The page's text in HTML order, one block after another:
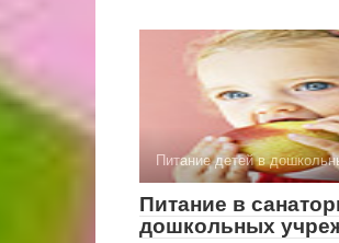
Питание детей в
Питание в
дошкольных